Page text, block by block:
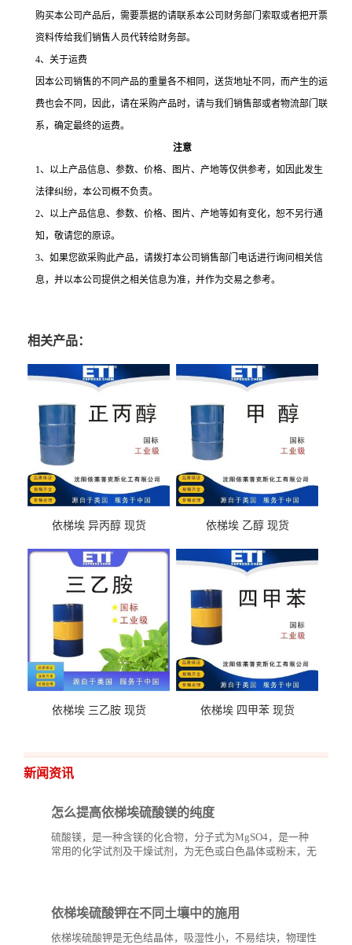
购买本公司产品后，需要票据的请联系本公司财务部门索取或者把开票
资料传给我们销售人员代转给财务部。
4、关于运费
因本公司销售的不同产品的重量各不相同，送货地址不同，而产生的运
费也会不同，因此，请在采购产品时，请与我们销售部或者物流部门联
系，确定最终的运费。
注意
1、以上产品信息、参数、价格、图片、产地等仅供参考，如因此发生
法律纠纷，本公司概不负责。
2、以上产品信息、参数、价格、图片、产地等如有变化，恕不另行通
知，敬请您的原谅。
3、如果您欲采购此产品，请拨打本公司销售部门电话进行询问相关信
息，并以本公司提供之相关信息为准，并作为交易之参考。
相关产品：
依梯埃 异丙醇 现货 依梯埃 乙醇 现货
依梯埃 三乙胺 现货 依梯埃 四甲苯 现货
新闻资讯
怎么提高依梯埃硫酸镁的纯度
硫酸镁，是一种含镁的化合物，分子式为MgSO4，是一种
常用的化学试剂及干燥试剂，为无色或白色晶体或粉末，无
依梯埃硫酸钾在不同土壤中的施用
依梯埃硫酸钾是无色结晶体，吸湿性小，不易结块，物理性